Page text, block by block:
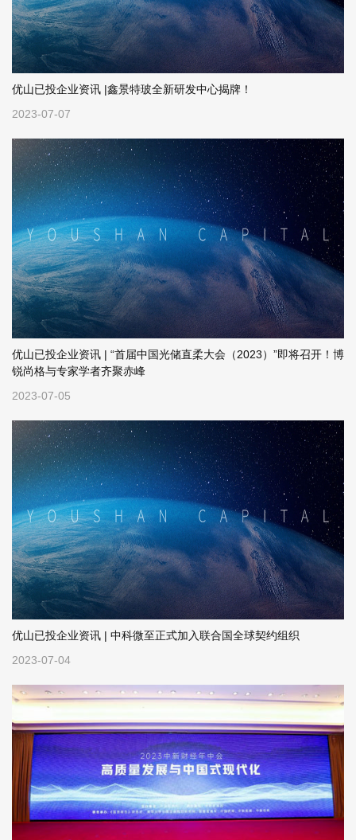
优山已投企业资讯 |鑫景特玻全新研发中心揭牌！
2023-07-07
优山已投企业资讯 | “首届中国光储直柔大会（2023）”即将召开！博
锐尚格与专家学者齐聚赤峰
2023-07-05
优山已投企业资讯 | 中科微至正式加入联合国全球契约组织
2023-07-04